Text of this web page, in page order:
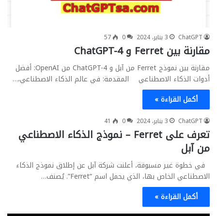
ChatGPT 3 يناير، 2024 0
57
مقارنة بين Ferret و ChatGPT-4
مقارنة بين نموذج Ferret من آبل و ChatGPT-4 من OpenAI: أفضل
أدوات الذكاء الاصطناعي المقدمة: في عالم الذكاء الاصطناعي،…
أكمل القراءة »
ChatGPT 3 يناير، 2024 0
41
تعرف على Ferret – نموذج الذكاء الاصطناعي
من آبل
في خطوة غير مسبوقة، أعلنت شركة آبل عن إطلاق نموذج الذكاء
الاصطناعي الخاص بها، الذي يحمل اسم “Ferret”. يُصنف…
أكمل القراءة »